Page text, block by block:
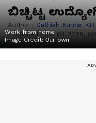
ಬಿಚ್ಚಿಟ್ಟ
Author : Sathish Kumar KH
Published :Jul 04 2026,
Work from home
Image Credit:Our own